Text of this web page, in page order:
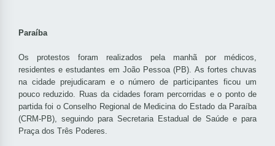
Paraíba
Os protestos foram realizados pela manhã por médicos,
residentes e estudantes em João Pessoa (PB). As fortes chuvas
na cidade prejudicaram e o número de participantes ficou um
pouco reduzido. Ruas da cidades foram percorridas e o ponto de
partida foi o Conselho Regional de Medicina do Estado da Paraíba
(CRM-PB), seguindo para Secretaria Estadual de Saúde e para
Praça dos Três Poderes.